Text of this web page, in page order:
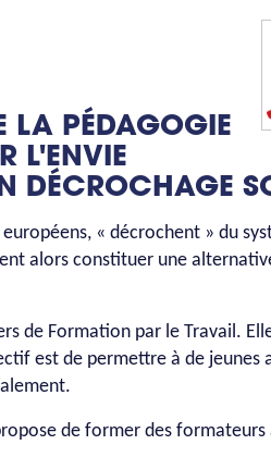
LA PÉDAGOGIE
L'ENVIE
DÉCROCHAGE
« décrochent » du
alors constituer une
de Formation par le Travail.
est de permettre à de jeunes
de former des